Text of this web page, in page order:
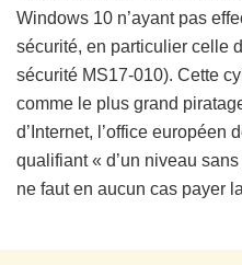
Windows 10 n’ayant pas
sécurité, en particulier celle
sécurité MS17-010). Cette
comme le plus grand
d’Internet, l’office européen
qualifiant « d’un niveau
ne faut en aucun cas payer